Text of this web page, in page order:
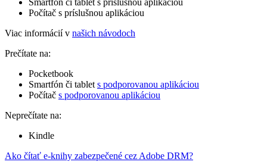
Smartfón či tablet s príslušnou aplikáciou
Počítač s príslušnou aplikáciou
Viac informácií v našich návodoch
Prečítate na:
Pocketbook
Smartfón či tablet s podporovanou aplikáciou
Počítač s podporovanou aplikáciou
Neprečítate na:
Kindle
Ako čítať e-knihy zabezpečené cez Adobe DRM?